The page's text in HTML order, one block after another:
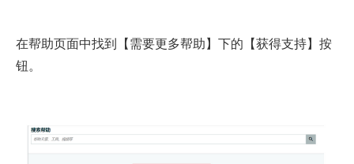
在帮助页面中找到【需要更多帮助】下的【获得支持】按
钮。